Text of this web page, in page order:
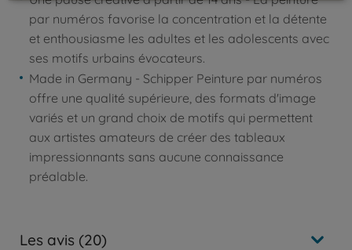
par numéros favorise la concentration et la détente
et enthousiasme les adultes et les adolescents avec
ses motifs urbains évocateurs.
Made in Germany - Schipper Peinture par numéros
offre une qualité supérieure, des formats d'image
variés et un grand choix de motifs qui permettent
aux artistes amateurs de créer des tableaux
impressionnants sans aucune connaissance
préalable.
Les avis (20)